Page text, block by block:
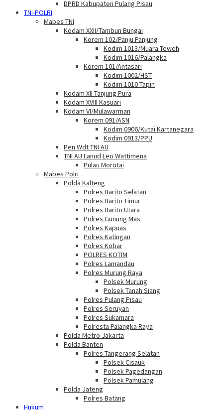
DPRD Kabupaten Pulang Pisau
TNI-POLRI
Mabes TNI
Kodam XXII/Tambun Bungai
Korem 102/Panju Panjung
Kodim 1013/Muara Teweh
Kodim 1016/Palangka
Korem 101/Antasari
Kodim 1002/HST
Kodim 1010 Tapin
Kodam XII Tanjung Pura
Kodam XVIII Kasuari
Kodam VI/Mulawarman
Korem 091/ASN
Kodim 0906/Kutai Kartanegara
Kodim 0913/PPU
Pen Wdt TNI AU
TNI AU Lanud Leo Wattimena
Pulau Morotai
Mabes Polri
Polda Kalteng
Polres Barito Selatan
Polres Barito Timur
Polres Barito Utara
Polres Gunung Mas
Polres Kapuas
Polres Katingan
Polres Kobar
POLRES KOTIM
Polres Lamandau
Polres Murung Raya
Polsek Murung
Polsek Tanah Siang
Polres Pulang Pisau
Polres Seruyan
Polres Sukamara
Polresta Palangka Raya
Polda Metro Jakarta
Polda Banten
Polres Tangerang Selatan
Polsek Cisauk
Polsek Pagedangan
Polsek Pamulang
Polda Jateng
Polres Batang
Hukum